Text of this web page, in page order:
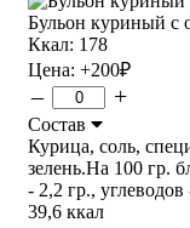
Бульон куриный с
Ккал: 178
Цена: +200₽
– +
Состав
Курица, соль,
зелень.На 100 гр.
- 2,2 гр.,
39,6 ккал